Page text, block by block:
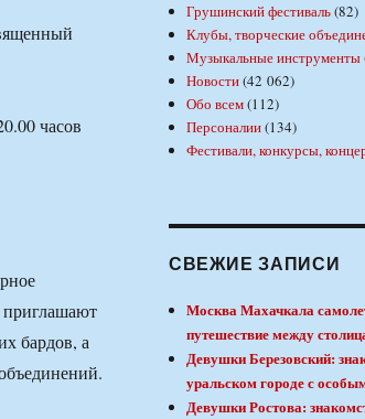
часов
бардов, а
Грушинский фестиваль(82)
Клубы, творческие
Музыкальные инструменты
Новости(42 062)
Обо всем(112)
Персоналии(134)
Фестивали, конкурсы,
СВЕЖИЕ ЗАПИСИ
Москва Махачкала
путешествие между
Девушки Березовский:
уральском городе с
Девушки Ростова: